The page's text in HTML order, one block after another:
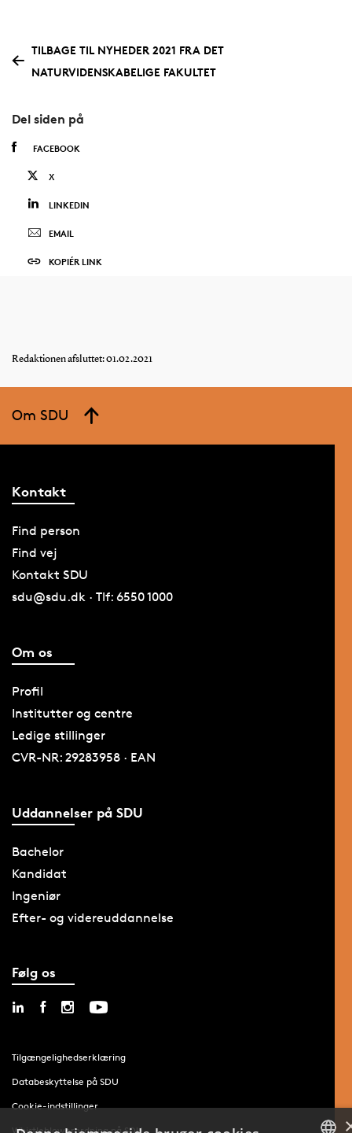
TILBAGE TIL NYHEDER 2021 FRA DET
NATURVIDENSKABELIGE FAKULTET
Del siden på
FACEBOOK
X
LINKEDIN
EMAIL
KOPIÉR LINK
Redaktionen afsluttet: 01.02.2021
Om SDU
Kontakt
Find person
Find vej
Kontakt SDU
sdu@sdu.dk · Tlf: 6550 1000
Om os
Profil
Institutter og centre
Ledige stillinger
CVR-NR: 29283958 · EAN
Uddannelser på SDU
Bachelor
Kandidat
Ingeniør
Efter- og videreuddannelse
Følg os
Tilgængelighedserklæring
Databeskyttelse på SDU
Cookie-indstillinger
Whistleblowerordning på SDU